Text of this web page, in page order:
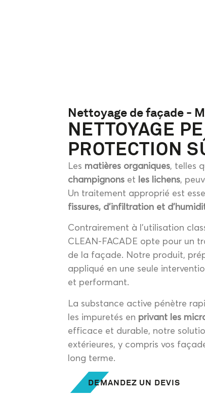
Nettoyage de façade -
NETTOYAGE
PROTECTION
Les matières organiques, telles
champignons et les lichens,
Un traitement approprié est
fissures, d’infiltration et
Contrairement à l’utilisation
CLEAN-FACADE opte pour un
de la façade. Notre produit,
appliqué en une seule
et performant.
La substance active pénètre
les impuretés en privant les
efficace et durable, notre
extérieures, y compris vos
long terme.
DEMANDEZ UN DEVIS